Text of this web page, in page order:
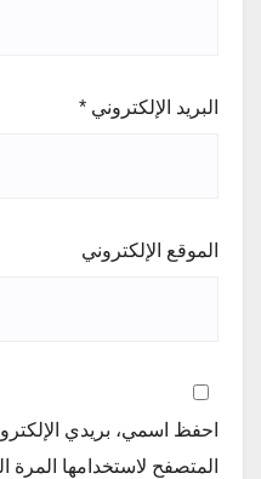
البريد الإلكتروني *
الموقع الإلكتروني
احفظ اسمي، بريدي
المتصفح لاستخدامها المرة